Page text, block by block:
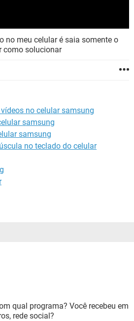
no meu celular é saia somente o
como solucionar
no celular samsung
samsung
samsung
no teclado do celular
qual programa? Você recebeu em
rede social?